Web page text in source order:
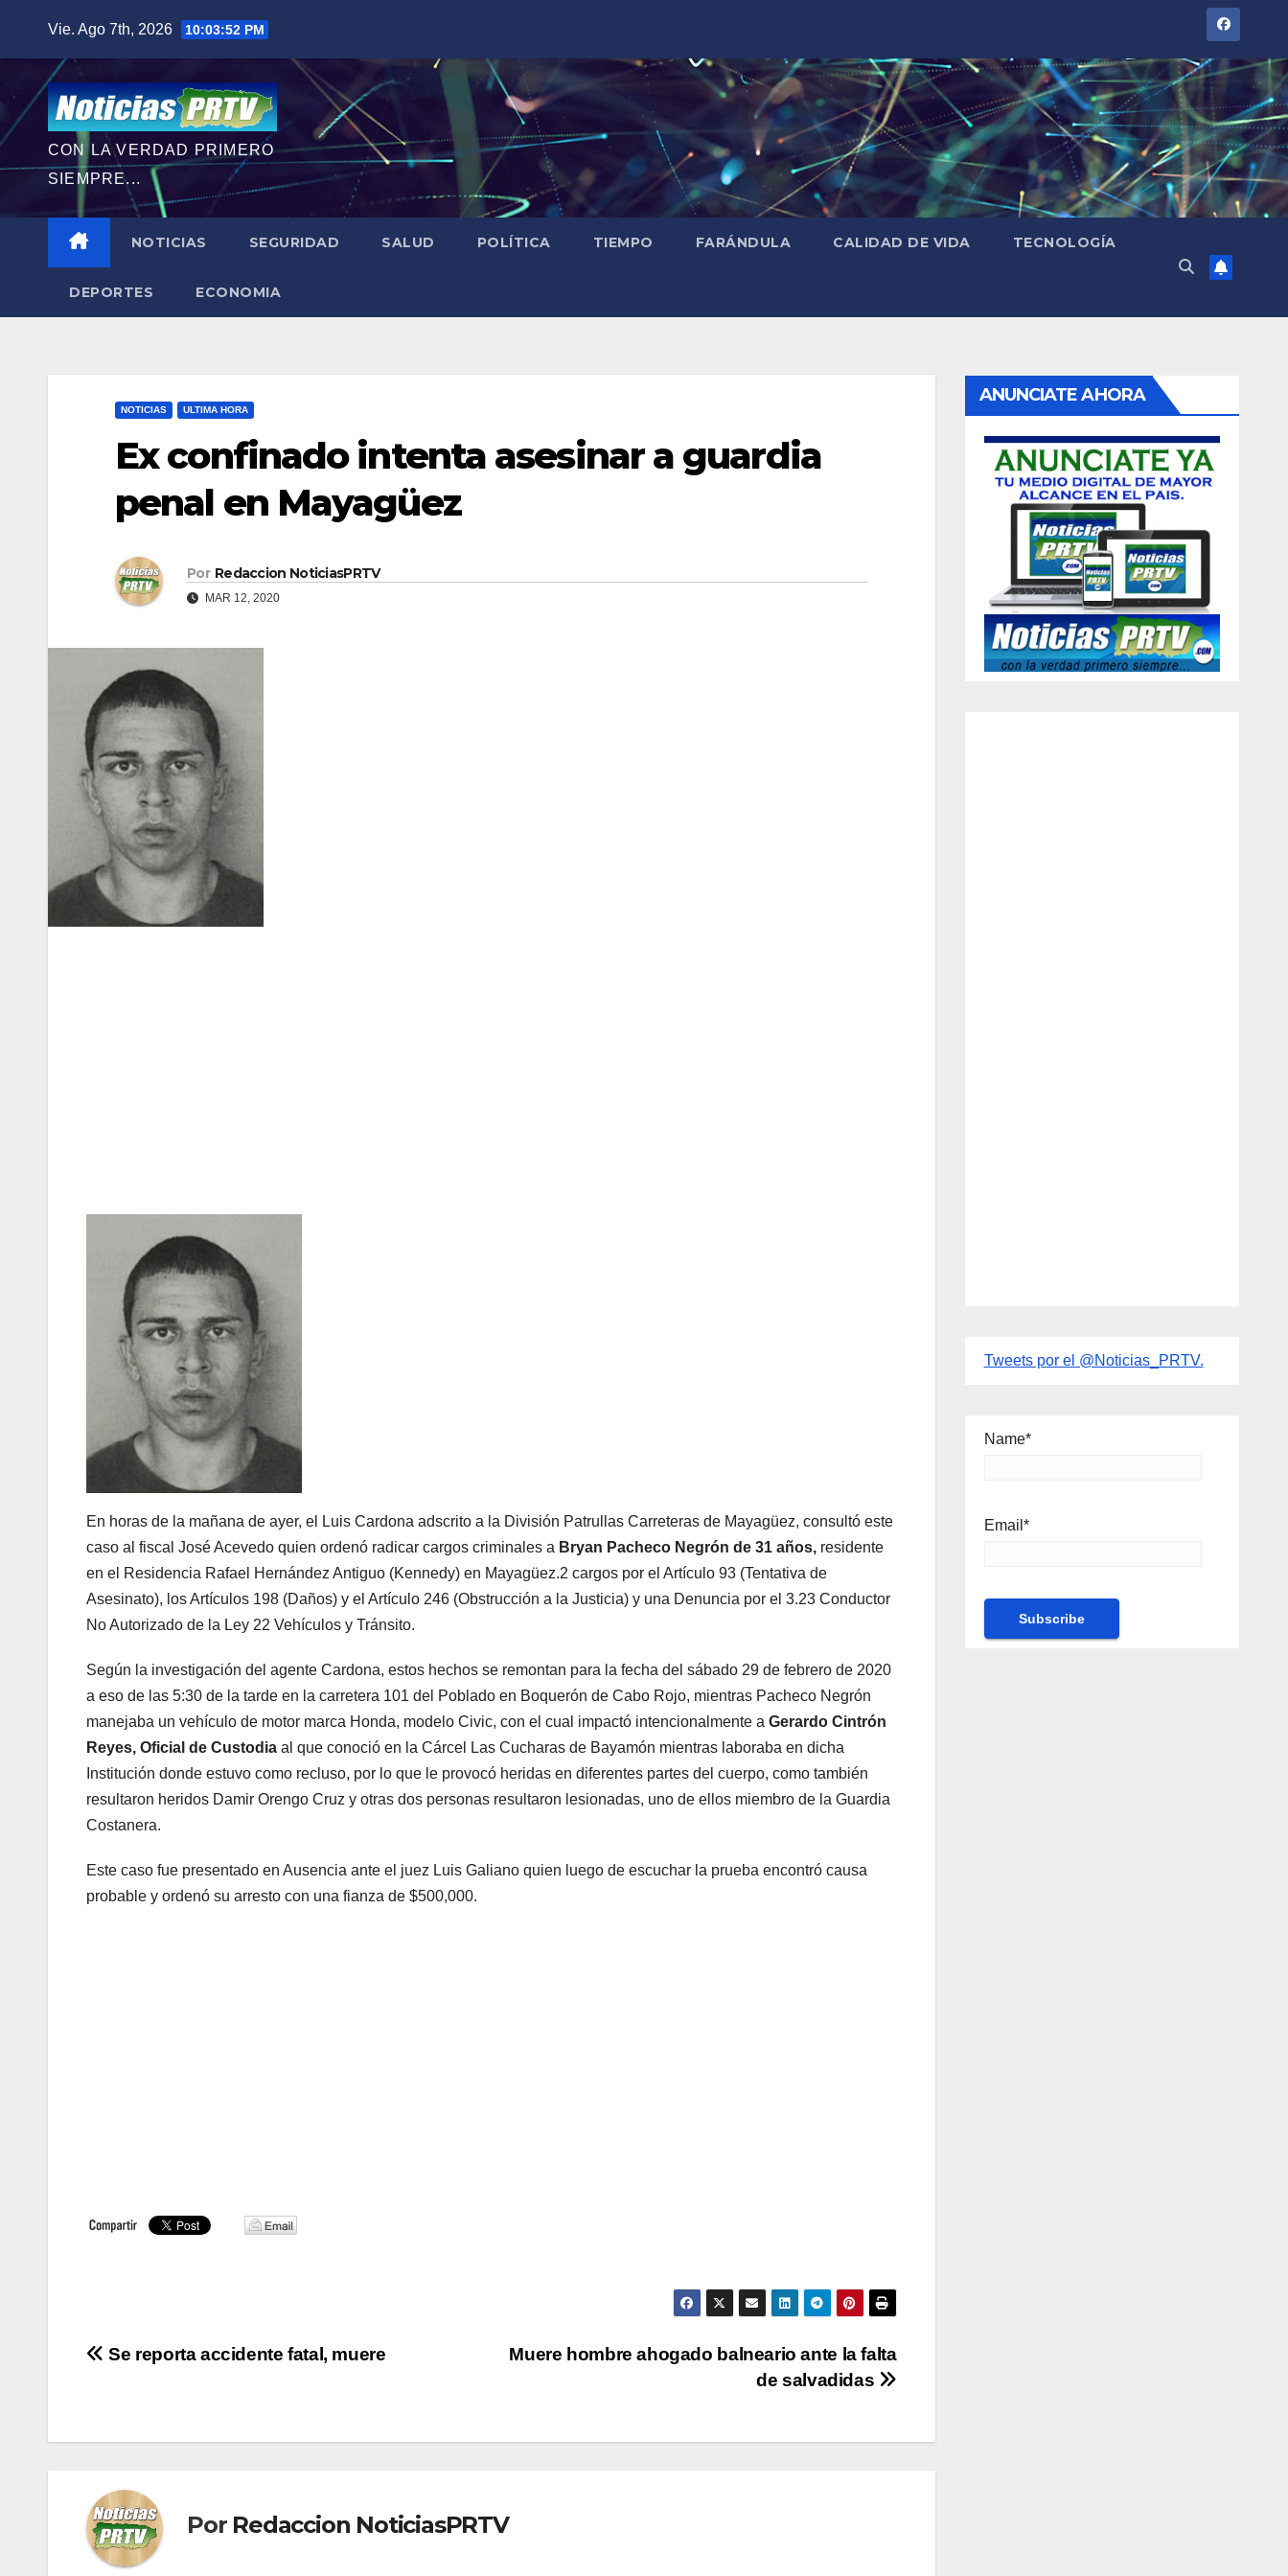
contenido
Vie. Ago 7th, 2026 10:03:53 PM
CON LA VERDAD PRIMERO
SIEMPRE...
NOTICIAS SEGURIDAD SALUD POLÍTICA TIEMPO FARÁNDULA CALIDAD DE VIDA TECNOLOGÍA
DEPORTES ECONOMIA
NOTICIAS ULTIMA HORA
Ex confinado intenta asesinar a guardia
penal en Mayagüez
Por Redaccion NoticiasPRTV
MAR 12, 2020
En horas de la mañana de ayer, el Luis Cardona adscrito a la División Patrullas Carreteras de Mayagüez, consultó este
caso al fiscal José Acevedo quien ordenó radicar cargos criminales a Bryan Pacheco Negrón de 31 años, residente
en el Residencia Rafael Hernández Antiguo (Kennedy) en Mayagüez.2 cargos por el Artículo 93 (Tentativa de
Asesinato), los Artículos 198 (Daños) y el Artículo 246 (Obstrucción a la Justicia) y una Denuncia por el 3.23 Conductor
No Autorizado de la Ley 22 Vehículos y Tránsito.
Según la investigación del agente Cardona, estos hechos se remontan para la fecha del sábado 29 de febrero de 2020
a eso de las 5:30 de la tarde en la carretera 101 del Poblado en Boquerón de Cabo Rojo, mientras Pacheco Negrón
manejaba un vehículo de motor marca Honda, modelo Civic, con el cual impactó intencionalmente a Gerardo Cintrón
Reyes, Oficial de Custodia al que conoció en la Cárcel Las Cucharas de Bayamón mientras laboraba en dicha
Institución donde estuvo como recluso, por lo que le provocó heridas en diferentes partes del cuerpo, como también
resultaron heridos Damir Orengo Cruz y otras dos personas resultaron lesionadas, uno de ellos miembro de la Guardia
Costanera.
Este caso fue presentado en Ausencia ante el juez Luis Galiano quien luego de escuchar la prueba encontró causa
probable y ordenó su arresto con una fianza de $500,000.
Navegación
entradas
Muere hombre ahogado balneario ante la falta
de salvadidas
Se reporta accidente fatal, muere
Por Redaccion NoticiasPRTV
ANUNCIATE AHORA
Tweets por el @Noticias_PRTV.
Name*
Email*